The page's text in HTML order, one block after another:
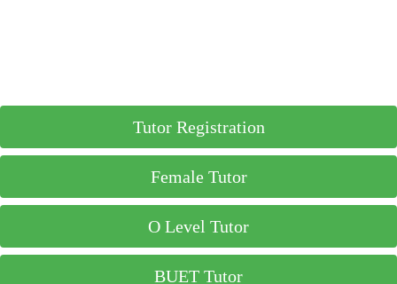
Tutor Registration
Female Tutor
O Level Tutor
BUET Tutor